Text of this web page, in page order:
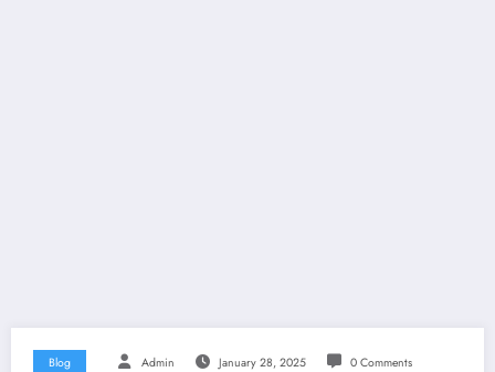
Blog Admin January 28, 2025 0 Comments